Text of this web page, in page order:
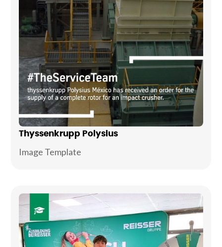
Thyssenkrupp Polysius
Image Template